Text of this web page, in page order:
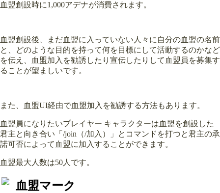
血盟創設時に1,000アデナが消費されます。
血盟創設後、まだ血盟に入っていない人々に自分の血盟の名前
と、どのような目的を持って何を目標にして活動するのかなど
を伝え、血盟加入を勧誘したり宣伝したりして血盟員を募集す
ることが望ましいです。
また、血盟UI経由で血盟加入を勧誘する方法もあります。
血盟員になりたいプレイヤー キャラクターは血盟を創設した
君主と向き合い「/join（/加入）」とコマンドを打つと君主の承
諾可否によって血盟に加入することができます。
血盟最大人数は50人です。
血盟マーク